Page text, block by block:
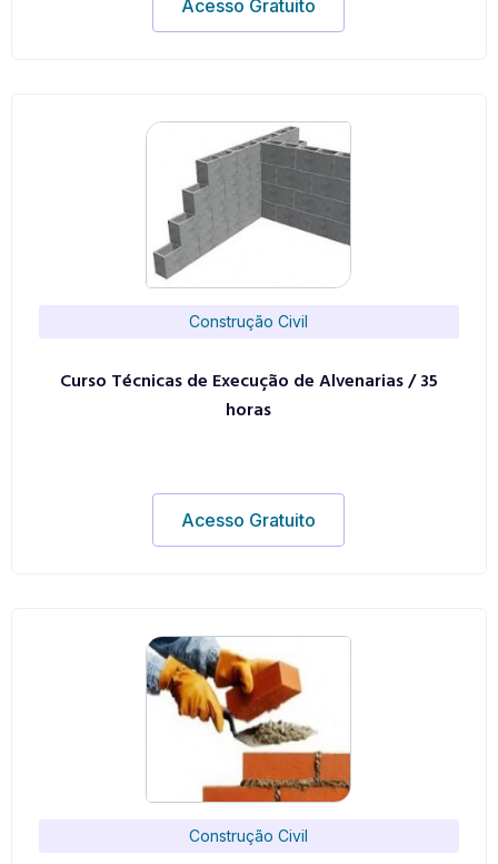
Acesso Gratuito
Construção Civil
Curso Técnicas de Execução de Alvenarias / 35
horas
Acesso Gratuito
Construção Civil